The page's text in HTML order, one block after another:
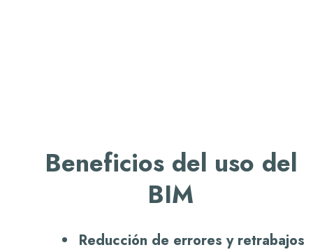
Beneficios del uso del
BIM
Reducción de errores y retrabajos